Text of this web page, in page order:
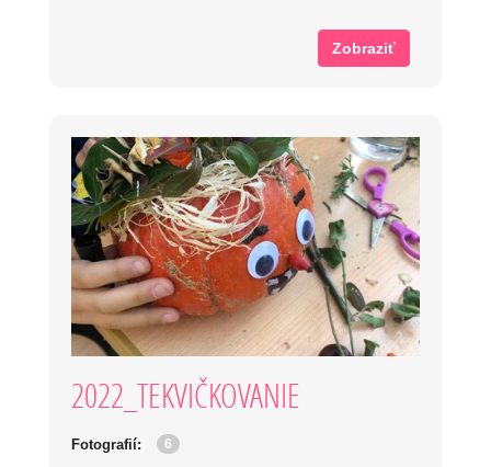
Zobraziť
2022_TEKVIČKOVANIE
Fotografií: 6